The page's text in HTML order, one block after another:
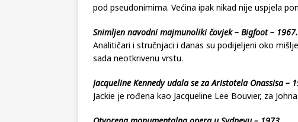
na crnoj listi bio je i Charlie Chaplin. On je otišao u
Snimljen navodni majmunoliki čovjek – Bigfoot – 1967.
Analitičari i stručnjaci i danas su podijeljeni oko
Jacqueline Kennedy udala se za Aristotela Onassisa –